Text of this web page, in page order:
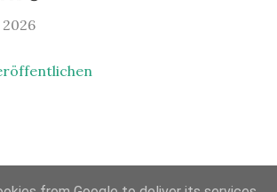
2026